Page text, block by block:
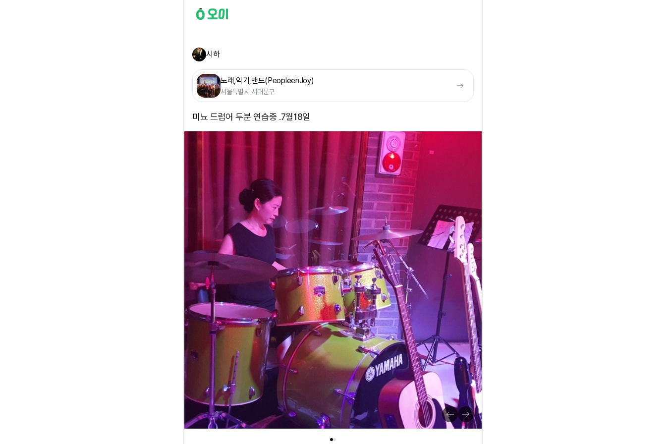
시하
노래,악기,밴드(PeopleenJoy)
서울특별시 서대문구
미뇨 드럼어 두분 연습중 .7월18일